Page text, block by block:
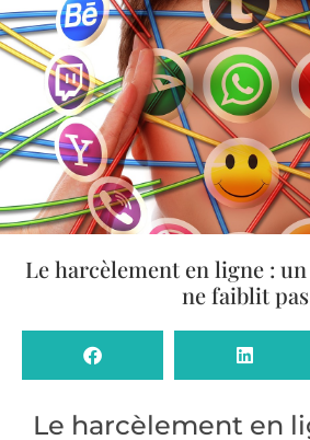
Le harcèlement en ligne :
ne faiblit pas
Le harcèlement en